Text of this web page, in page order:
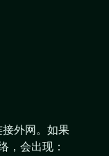
外网。如果
，会出现：